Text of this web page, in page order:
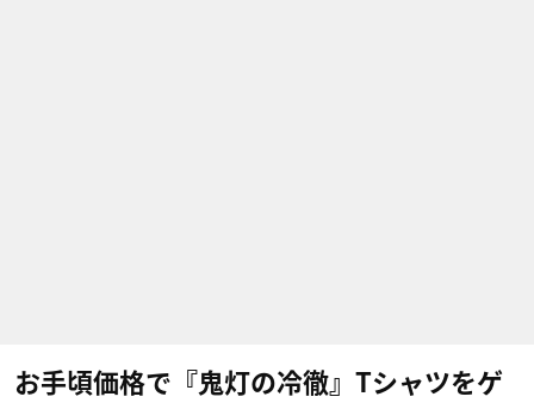
お手頃価格で『鬼灯の冷徹』Tシャツをゲ